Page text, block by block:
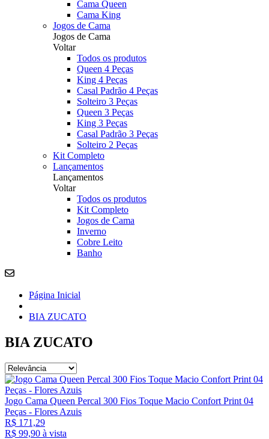
Cama Queen
Cama King
Jogos de Cama
Jogos de Cama
Voltar
Todos os produtos
Queen 4 Peças
King 4 Peças
Casal Padrão 4 Peças
Solteiro 3 Peças
Queen 3 Peças
King 3 Peças
Casal Padrão 3 Peças
Solteiro 2 Peças
Kit Completo
Lançamentos
Lançamentos
Voltar
Todos os produtos
Kit Completo
Jogos de Cama
Inverno
Cobre Leito
Banho
Página Inicial
BIA ZUCATO
BIA ZUCATO
Jogo Cama Queen Percal 300 Fios Toque Macio Confort Print 04
Peças - Flores Azuis
R$ 171,29
R$ 99,90 à vista